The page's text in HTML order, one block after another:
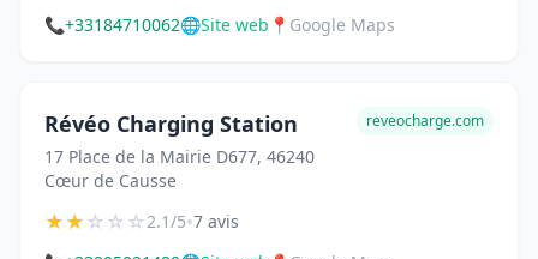
📞+33184710062🌐Site web 📍 Google Maps
Révéo Charging Station
17 Place de la Mairie D677, 46240
Cœur de Causse
reveocharge.com
★★☆☆☆2.1/5•7 avis